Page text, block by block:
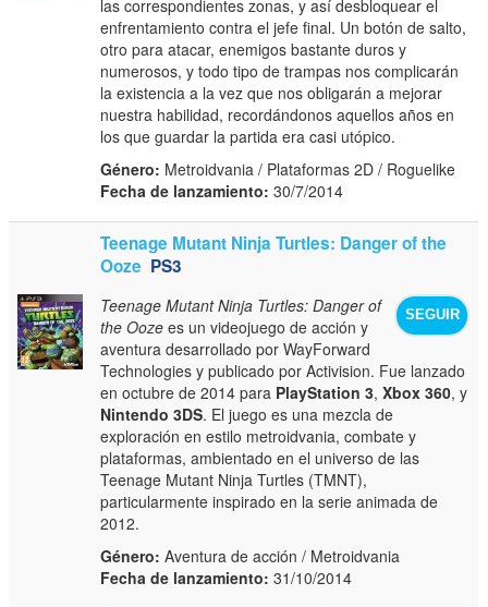
las correspondientes zonas, y así desbloquear el
enfrentamiento contra el jefe final. Un botón de salto,
otro para atacar, enemigos bastante duros y
numerosos, y todo tipo de trampas nos complicarán
la existencia a la vez que nos obligarán a mejorar
nuestra habilidad, recordándonos aquellos años en
los que guardar la partida era casi utópico.
Género: Metroidvania / Plataformas 2D / Roguelike
Fecha de lanzamiento: 30/7/2014
Teenage Mutant Ninja Turtles: Danger of the
Ooze PS3
SEGUIR
Teenage Mutant Ninja Turtles: Danger of
the Ooze es un videojuego de acción y
aventura desarrollado por WayForward
Technologies y publicado por Activision. Fue lanzado
en octubre de 2014 para PlayStation 3,Xbox 360, y
Nintendo 3DS. El juego es una mezcla de
exploración en estilo metroidvania, combate y
plataformas, ambientado en el universo de las
Teenage Mutant Ninja Turtles (TMNT),
particularmente inspirado en la serie animada de
2012.
Género: Aventura de acción / Metroidvania
Fecha de lanzamiento: 31/10/2014